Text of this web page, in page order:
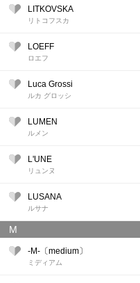
LITKOVSKA
リトコフスカ
LOEFF
ロエフ
Luca Grossi
ルカ グロッシ
LUMEN
ルメン
L'UNE
リュンヌ
LUSANA
ルサナ
M
-M-〔medium〕
ミディアム